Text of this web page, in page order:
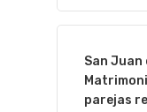
San Juan
parejas